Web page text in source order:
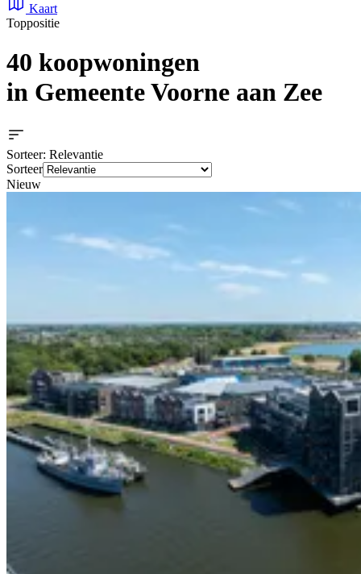
Kaart
Toppositie
40 koopwoningen
in Gemeente Voorne aan Zee
Sorteer: Relevantie
Sorteer
Nieuw